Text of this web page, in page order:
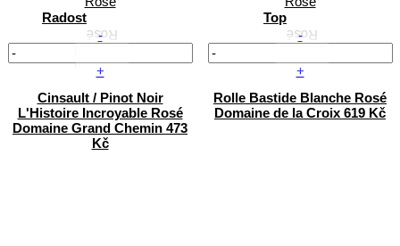
Radost
-
+
Cinsault / Pinot Noir
L'Histoire Incroyable Rosé
Domaine Grand Chemin 473
Kč
Top
-
+
Rolle Bastide Blanche Rosé
Domaine de la Croix 619 Kč